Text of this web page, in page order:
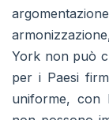
York non può
per i Paesi
uniforme, con